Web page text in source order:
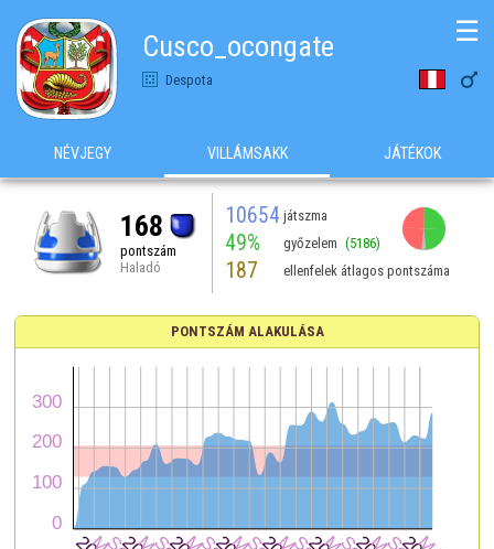
Cusco_ocongate
Despota 
☰
NÉVJEGY VILLÁMSAKK JÁTÉKOK
168
pontszám
Haladó
10654 játszma
49% győzelem (5186)
187 ellenfelek átlagos pontszáma
PONTSZÁM ALAKULÁSA